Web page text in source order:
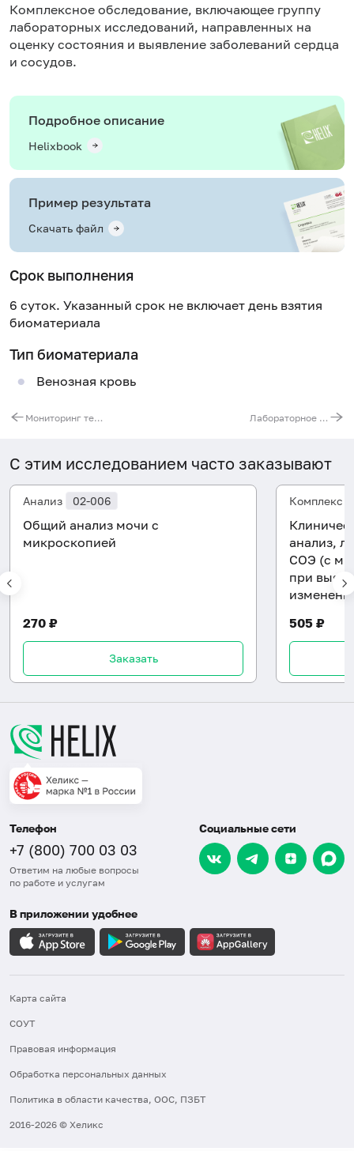
Комплексное обследование, включающее группу
лабораторных исследований, направленных на
оценку состояния и выявление заболеваний сердца
и сосудов.
Подробное описание
Helixbook
Пример результата
Скачать файл
Срок выполнения
6 суток. Указанный срок не включает день взятия
биоматериала
Тип биоматериала
Венозная кровь
Мониторинг течения сахарного диабета Лабораторное обследование при подозрении на остеопороз
С этим исследованием часто заказывают
Анализ 02-006
Общий анализ мочи с
микроскопией
270 ₽
Заказать
Комплекс
анализ,
СОЭ (с
при
505 ₽
Телефон
+7 (800) 700 03 03
Ответим на любые вопросы
по работе и услугам
Социальные сети
В приложении удобнее
Карта сайта
СОУТ
Правовая информация
Обработка персональных данных
Политика в области качества, ООС, ПЗБТ
2016-2026 © Хеликс